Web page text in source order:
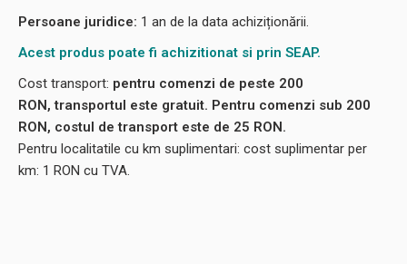
Persoane juridice: 1 an de la data achiziționării.
Acest produs poate fi achizitionat si prin SEAP.
Cost transport: pentru comenzi de peste 200
RON, transportul este gratuit. Pentru comenzi sub 200
RON, costul de transport este de 25 RON.
Pentru localitatile cu km suplimentari: cost suplimentar per
km: 1 RON cu TVA.